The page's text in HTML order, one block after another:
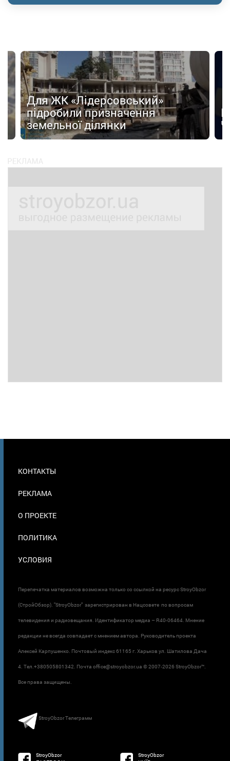
Для ЖК «Лідерсовський»
підробили призначення
земельної ділянки
В
КОНТАКТЫ
РЕКЛАМА
О ПРОЕКТЕ
ПОЛИТИКА
УСЛОВИЯ
Перепечатка материалов возможна только со ссылкой на ресурс StroyObzor
(СтройОбзор). "StroyObzor" зарегистрирован в Нацсовете по вопросам
телевидения и радиовещания. Идентификатор медиа – R40-06464. Мнение
редакции не всегда совпадает с мнением автора. Руководитель проекта
Алексей Карпушенко. Почтовый индекс 61165 г. Харьков ул. Шатилова Дача
4. Тел.+380505801342. Почта office@stroyobzor.ua © 2007-2026 StroyObzor™.
Все права защищены.
StroyObzor Телеграмм
StroyObzor StroyObzor